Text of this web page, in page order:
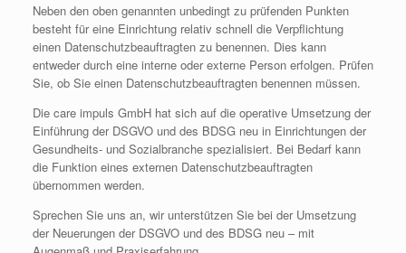
Neben den oben genannten unbedingt zu prüfenden Punkten
besteht für eine Einrichtung relativ schnell die Verpflichtung
einen Datenschutzbeauftragten zu benennen. Dies kann
entweder durch eine interne oder externe Person erfolgen. Prüfen
Sie, ob Sie einen Datenschutzbeauftragten benennen müssen.
Die care impuls GmbH hat sich auf die operative Umsetzung der
Einführung der DSGVO und des BDSG neu in Einrichtungen der
Gesundheits- und Sozialbranche spezialisiert. Bei Bedarf kann
die Funktion eines externen Datenschutzbeauftragten
übernommen werden.
Sprechen Sie uns an, wir unterstützen Sie bei der Umsetzung
der Neuerungen der DSGVO und des BDSG neu – mit